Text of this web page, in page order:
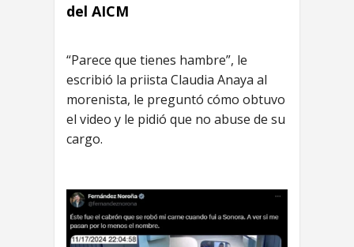
del AICM
“Parece que tienes hambre”, le
escribió la priista Claudia Anaya al
morenista, le preguntó cómo obtuvo
el video y le pidió que no abuse de su
cargo.